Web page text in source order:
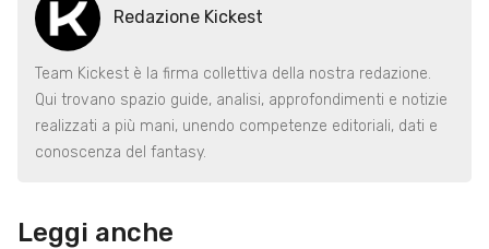
Redazione Kickest
Team Kickest è la firma collettiva della nostra redazione.
Qui trovano spazio guide, analisi, approfondimenti e notizie
realizzati a più mani, unendo competenze editoriali, dati e
conoscenza del fantasy.
Leggi anche